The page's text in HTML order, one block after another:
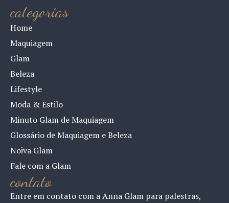
categorias
Home
Maquiagem
Glam
Beleza
Lifestyle
Moda & Estilo
Minuto Glam de Maquiagem
Glossário de Maquiagem e Beleza
Noiva Glam
Fale com a Glam
contato
Entre em contato com a Anna Glam para palestras,